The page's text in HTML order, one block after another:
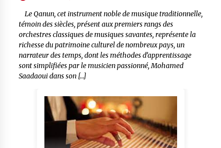
Le Qanun, cet instrument noble de musique traditionnelle,
témoin des siècles, présent aux premiers rangs des
orchestres classiques de musiques savantes, représente la
richesse du patrimoine culturel de nombreux pays, un
narrateur des temps, dont les méthodes d’apprentissage
sont simplifiées par le musicien passionné, Mohamed
Saadaoui dans son […]